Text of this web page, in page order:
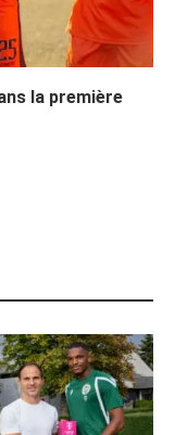
la première